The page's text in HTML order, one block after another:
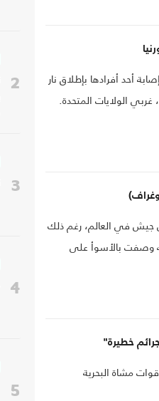
أحد أفرادها بإطلاق نار
غربي الولايات المتحدة.
جيش في العالم، رغم ذلك
وصفت بالأسوأ على
وكذا أفغانستان
خطيرة"
توقيف 16 عنصرا من قوات مشاة البحرية
2
3
4
5